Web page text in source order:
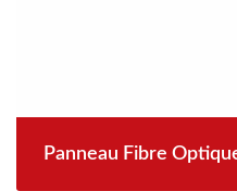
Panneau Fibre